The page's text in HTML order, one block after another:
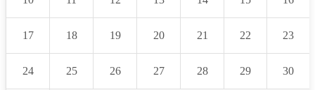
17 18 19 20 21 22 23
24 25 26 27 28 29 30